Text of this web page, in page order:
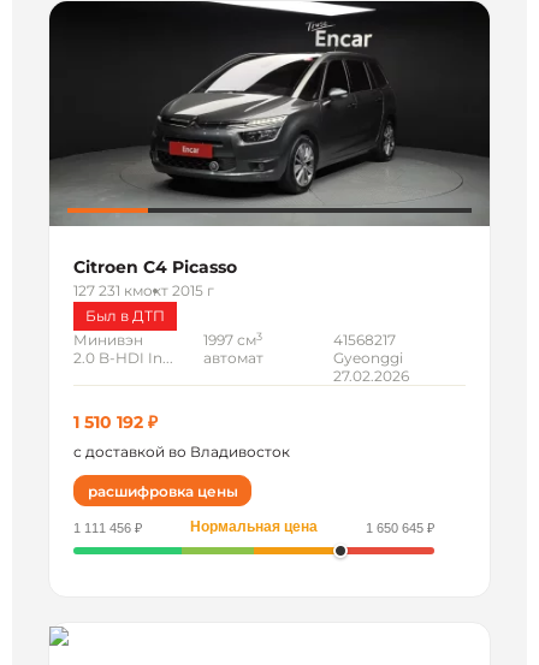
Citroen C4 Picasso
127 231 кмокт 2015 г
Был в ДТП
Минивэн
2.0 B-HDI In...
1997 см3
автомат
41568217
Gyeonggi
27.02.2026
1 510 192 ₽
с доставкой во Владивосток
расшифровка цены
1 111 456 ₽ Нормальная цена 1 650 645 ₽